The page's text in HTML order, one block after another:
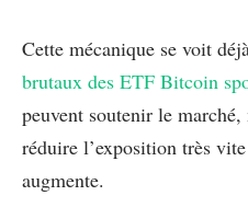
Cette mécanique se voit
brutaux des ETF Bitcoin
peuvent soutenir le
réduire l’exposition très
augmente.